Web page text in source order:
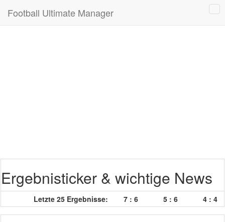
Football Ultimate Manager
Ergebnisticker & wichtige News
Letzte 25 Ergebnisse: 7 : 6 5 : 6 4 : 4